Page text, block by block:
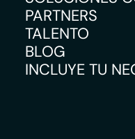
PARTNERS
TALENTO
BLOG
INCLUYE TU